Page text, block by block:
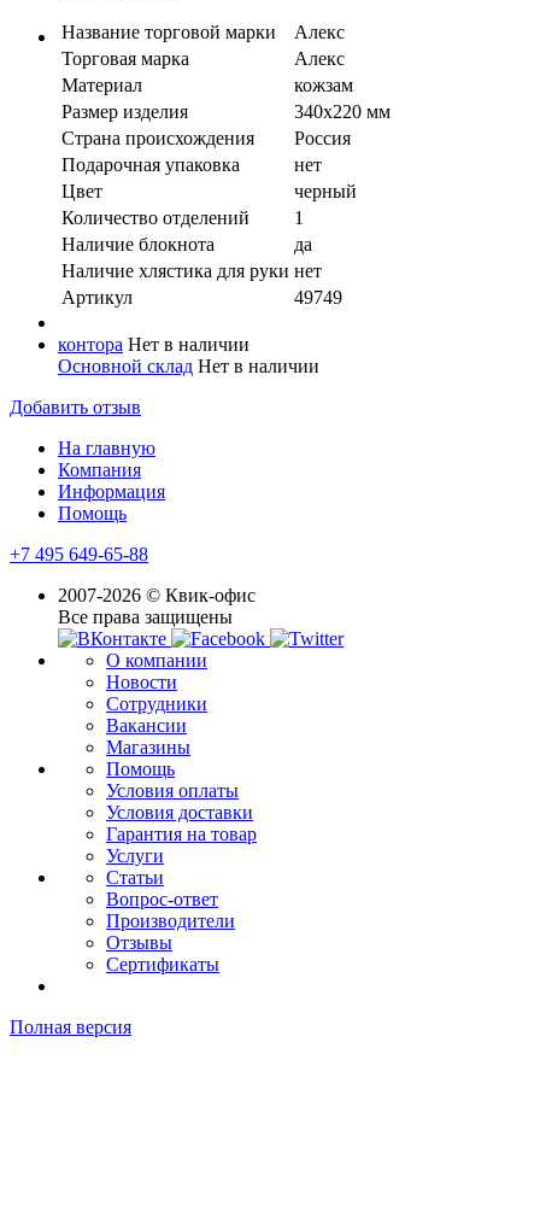
Название торговой марки
Алекс
Торговая марка
Алекс
Материал
кожзам
Размер изделия
340х220 мм
Страна происхождения
Россия
Подарочная упаковка
нeт
Цвет
черный
Количество отделений
1
Наличие блокнота
да
Наличие хлястика для руки нет
Артикул
49749
контора Нет в наличии
Основной склад Нет в наличии
Добавить отзыв
На главную
Компания
Информация
Помощь
+7 495 649-65-88
2007-2026 © Квик-офис
Все права защищены
О компании
Новости
Сотрудники
Вакансии
Магазины
Помощь
Условия оплаты
Условия доставки
Гарантия на товар
Услуги
Статьи
Вопрос-ответ
Производители
Отзывы
Сертификаты
Полная версия